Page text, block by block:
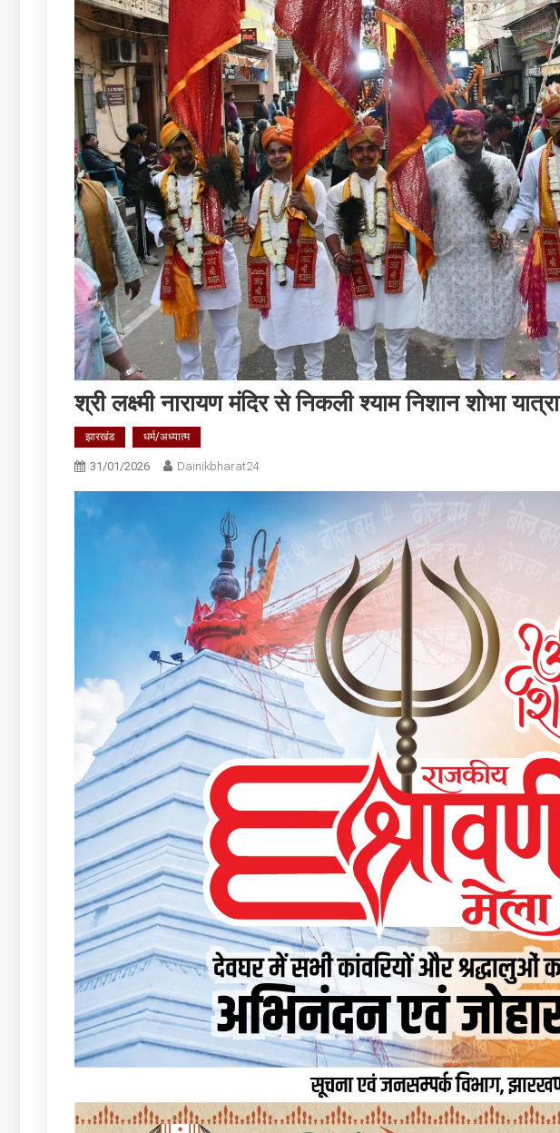
श्री लक्ष्मी नारायण मंदिर से निकली श्याम निशान शोभा यात्रा
झारखंड धर्म/अध्यात्म
31/01/2026 Dainikbharat24